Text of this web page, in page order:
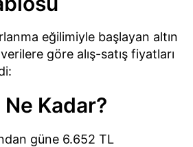
eğilimiyle başlayan altın
göre alış-satış fiyatları
Ne Kadar?
güne 6.652 TL